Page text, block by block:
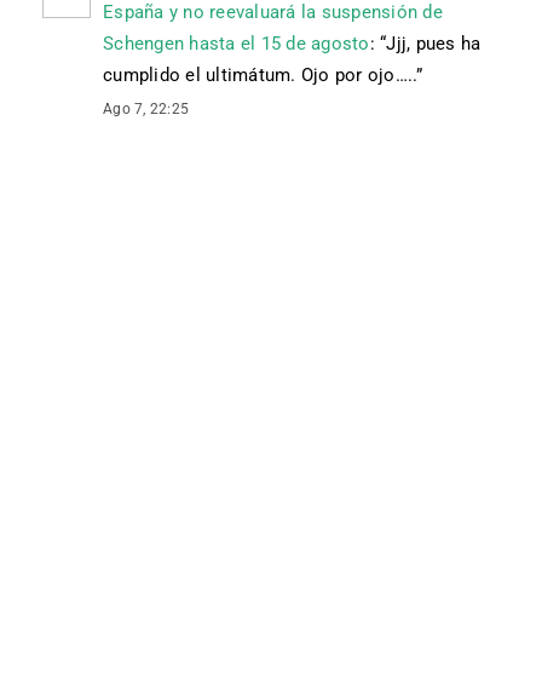
España y no reevaluará la suspensión de
Schengen hasta el 15 de agosto: “Jjj, pues ha
cumplido el ultimátum. Ojo por ojo…..”
Ago 7, 22:25